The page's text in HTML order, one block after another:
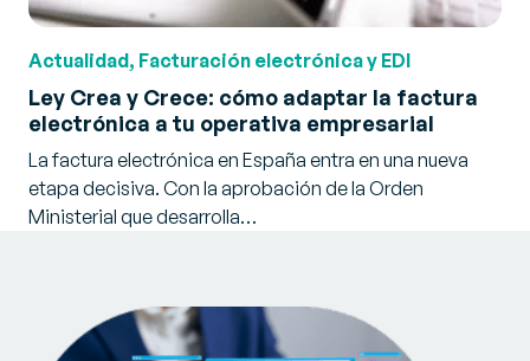
Actualidad, Facturación electrónica y EDI
Ley Crea y Crece: cómo adaptar la factura
electrónica a tu operativa empresarial
La factura electrónica en España entra en una nueva
etapa decisiva. Con la aprobación de la Orden
Ministerial que desarrolla…